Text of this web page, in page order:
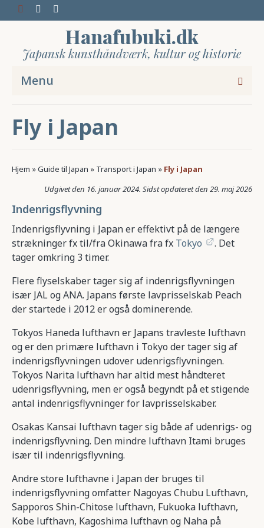
Hanafubuki.dk
Japansk kunsthåndværk, kultur og historie
Menu
Fly i Japan
Hjem »Guide til Japan » Transport i Japan » Fly i Japan
16. januar 2024
29. maj 2026
Indenrigsflyvning
Indenrigsflyvning i Japan er effektivt på de længere
strækninger fx til/fra Okinawa fra fx Tokyo
. Det
tager omkring 3 timer.
Flere flyselskaber tager sig af indenrigsflyvningen
især JAL og ANA. Japans første lavprisselskab Peach
der startede i 2012 er også dominerende.
Tokyos Haneda lufthavn er Japans travleste lufthavn
og er den primære lufthavn i Tokyo der tager sig af
indenrigsflyvningen udover udenrigsflyvningen.
Tokyos Narita lufthavn har altid mest håndteret
udenrigsflyvning, men er også begyndt på et stigende
antal indenrigsflyvninger for lavprisselskaber.
Osakas Kansai lufthavn tager sig både af udenrigs- og
indenrigsflyvning. Den mindre lufthavn Itami bruges
især til indenrigsflyvning.
Andre store lufthavne i Japan der bruges til
indenrigsflyvning omfatter Nagoyas Chubu Lufthavn,
Sapporos Shin-Chitose lufthavn, Fukuoka lufthavn,
Kobe lufthavn, Kagoshima lufthavn og Naha på